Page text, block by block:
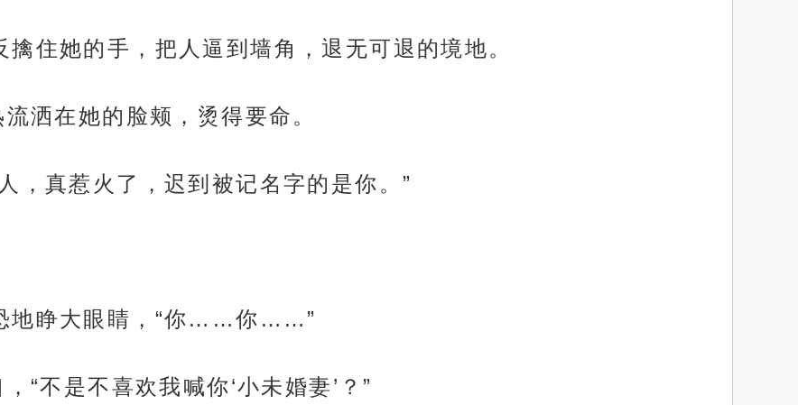
住她的手，把人逼到墙角，退无可退的境地。
洒在她的脸颊，烫得要命。
，真惹火了，迟到被记名字的是你。”
地睁大眼睛，“你……你……”
“不是不喜欢我喊你‘小未婚妻’？”